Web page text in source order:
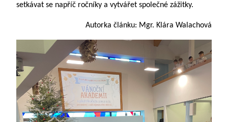
setkávat se napříč ročníky a vytvářet společné zážitky.
Autorka článku: Mgr. Klára Walachová